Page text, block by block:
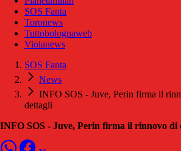
SOS Fanta
Toronews
Tuttobolognaweb
Violanews
SOS Fanta
News
INFO SOS - Juve, Perin firma il
dettagli
INFO SOS - Juve, Perin firma il rinnovo di